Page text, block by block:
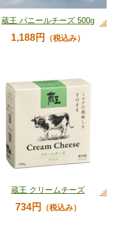
蔵王 パニールチーズ 500g
1,188円 （税込み）
蔵王 クリームチーズ
734円 （税込み）